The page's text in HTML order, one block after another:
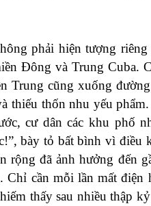
phải hiện tượng
Đông và Trung Cuba.
Trung cũng xuống
thiếu thốn nhu yếu
cư dân các khu phố
bày tỏ bất bình vì điều
rộng đã ảnh hưởng đến
cần mỗi lần mất điện
thấy sau nhiều thập